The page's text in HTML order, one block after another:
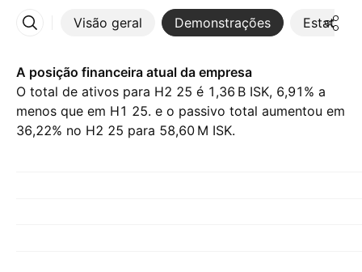
Visão geral Demonstrações
Mais
A posição financeira atual da empresa
O total de ativos para H2 25 é ‪1,36 B‬ ISK, 6,91% a
menos que em H1 25. e o passivo total aumentou em
36,22% no H2 25 para ‪58,60 M‬ ISK.